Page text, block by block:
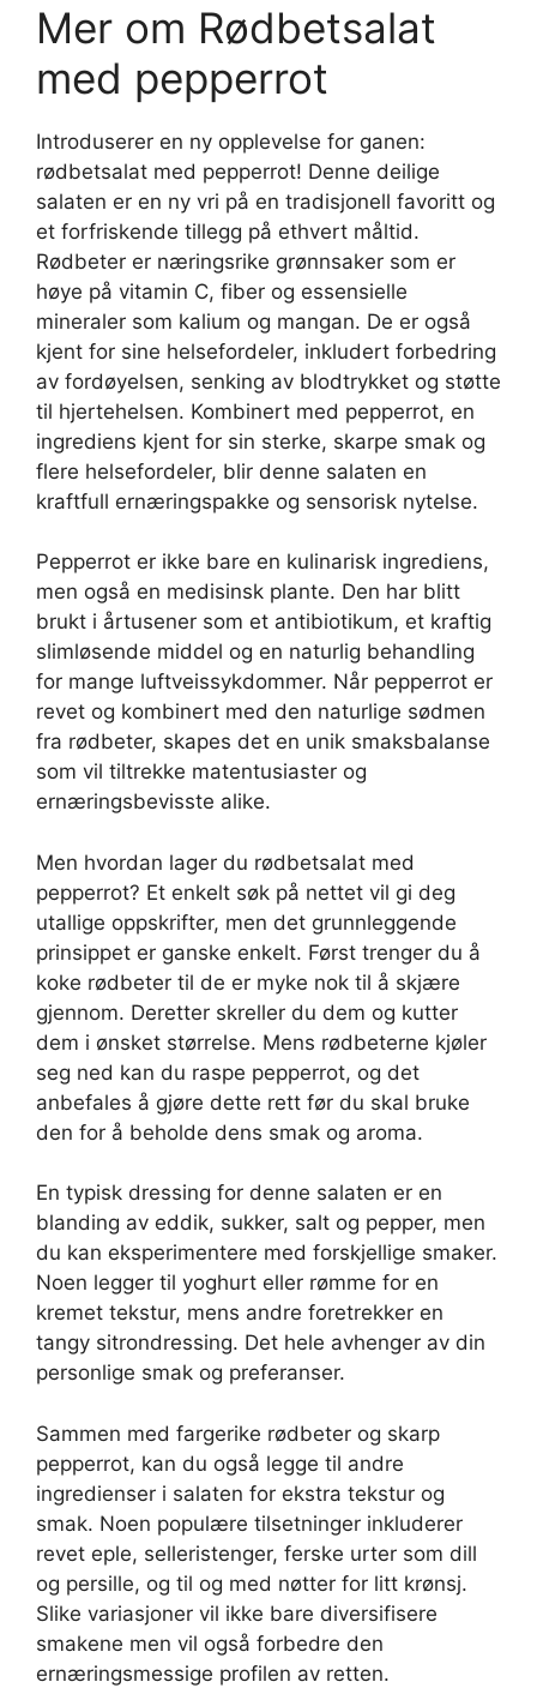
Mer om Rødbetsalat
med pepperrot
Introduserer en ny opplevelse for ganen:
rødbetsalat med pepperrot! Denne deilige
salaten er en ny vri på en tradisjonell favoritt og
et forfriskende tillegg på ethvert måltid.
Rødbeter er næringsrike grønnsaker som er
høye på vitamin C, fiber og essensielle
mineraler som kalium og mangan. De er også
kjent for sine helsefordeler, inkludert forbedring
av fordøyelsen, senking av blodtrykket og støtte
til hjertehelsen. Kombinert med pepperrot, en
ingrediens kjent for sin sterke, skarpe smak og
flere helsefordeler, blir denne salaten en
kraftfull ernæringspakke og sensorisk nytelse.
Pepperrot er ikke bare en kulinarisk ingrediens,
men også en medisinsk plante. Den har blitt
brukt i årtusener som et antibiotikum, et kraftig
slimløsende middel og en naturlig behandling
for mange luftveissykdommer. Når pepperrot er
revet og kombinert med den naturlige sødmen
fra rødbeter, skapes det en unik smaksbalanse
som vil tiltrekke matentusiaster og
ernæringsbevisste alike.
Men hvordan lager du rødbetsalat med
pepperrot? Et enkelt søk på nettet vil gi deg
utallige oppskrifter, men det grunnleggende
prinsippet er ganske enkelt. Først trenger du å
koke rødbeter til de er myke nok til å skjære
gjennom. Deretter skreller du dem og kutter
dem i ønsket størrelse. Mens rødbeterne kjøler
seg ned kan du raspe pepperrot, og det
anbefales å gjøre dette rett før du skal bruke
den for å beholde dens smak og aroma.
En typisk dressing for denne salaten er en
blanding av eddik, sukker, salt og pepper, men
du kan eksperimentere med forskjellige smaker.
Noen legger til yoghurt eller rømme for en
kremet tekstur, mens andre foretrekker en
tangy sitrondressing. Det hele avhenger av din
personlige smak og preferanser.
Sammen med fargerike rødbeter og skarp
pepperrot, kan du også legge til andre
ingredienser i salaten for ekstra tekstur og
smak. Noen populære tilsetninger inkluderer
revet eple, selleristenger, ferske urter som dill
og persille, og til og med nøtter for litt krønsj.
Slike variasjoner vil ikke bare diversifisere
smakene men vil også forbedre den
ernæringsmessige profilen av retten.